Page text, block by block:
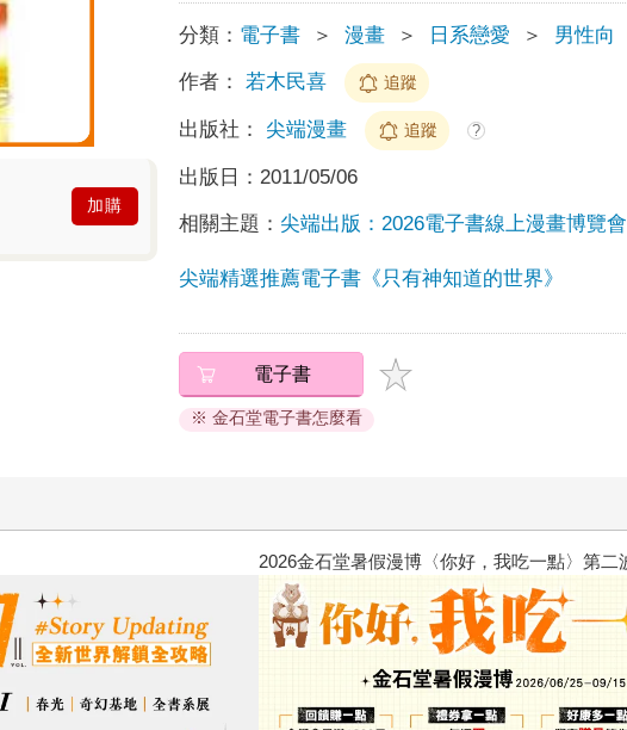
加購
分類： 電子書 ＞ 漫畫 ＞ 日系戀愛 ＞ 男性向
作者： 若木民喜 追蹤
出版社： 尖端漫畫 追蹤 ?
出版日： 2011/05/06
相關主題： 尖端出版：2026電子書線上漫畫博覽會
尖端精選推薦電子書《只有神知道的世界》
電子書
※ 金石堂電子書怎麼看
台灣角川2026漫畫博覽會